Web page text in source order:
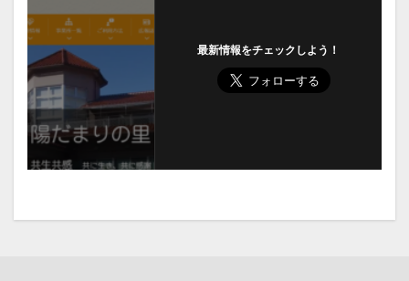
最新情報をチェックしよう！